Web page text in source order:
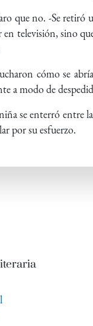
que no. -Se retiró
en televisión, sino
cómo se
a modo de
se enterró entre
por su esfuerzo.